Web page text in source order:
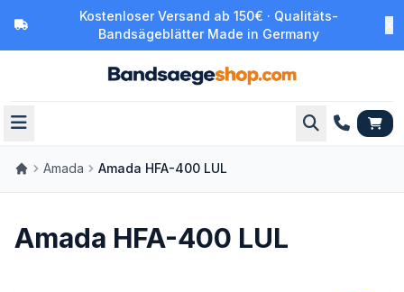
Kostenloser Versand ab 150€ · Qualitäts-
Bandsägeblätter Made in Germany
Amada Amada HFA-400 LUL
Amada HFA-400 LUL